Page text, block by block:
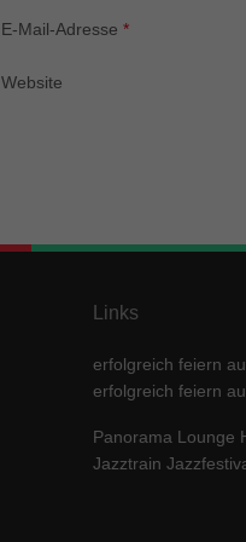
E-Mail-Adresse *
Website
Links
erfolgreich feiern
erfolgreich feiern
Panorama Lounge
Jazztrain
Inhalte von Videoplattformen und
Wenn Cookies von externen Medien
keiner manuellen Einwilligung mehr.